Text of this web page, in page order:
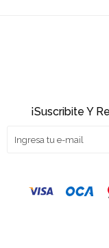
¡Suscribite Y